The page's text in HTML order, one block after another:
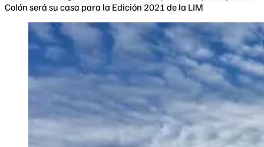
Colón será su casa para la Edición 2021 de la LIM